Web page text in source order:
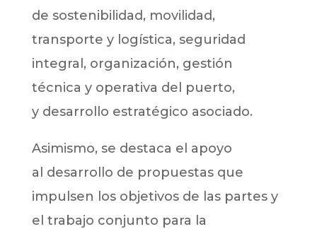
de sostenibilidad, movilidad,
transporte y logística, seguridad
integral, organización, gestión
técnica y operativa del puerto,
y desarrollo estratégico asociado.
Asimismo, se destaca el apoyo
al desarrollo de propuestas que
impulsen los objetivos de las partes y
el trabajo conjunto para la